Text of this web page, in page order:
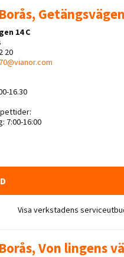
Getängsvägen
14 C
20
16.30
7:00-16:00
Visa verkstadens
Von lingens